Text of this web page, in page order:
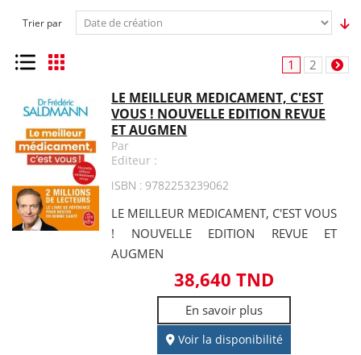
Trier par
Liste Grille 1 2
LE MEILLEUR MEDICAMENT, C'EST
VOUS ! NOUVELLE EDITION REVUE
ET AUGMEN
Par
Editeur :
ISBN : 9782253239062
LE MEILLEUR MEDICAMENT, C'EST VOUS
! NOUVELLE EDITION REVUE ET
AUGMEN
38,640 TND
En savoir plus
Voir la disponibilité